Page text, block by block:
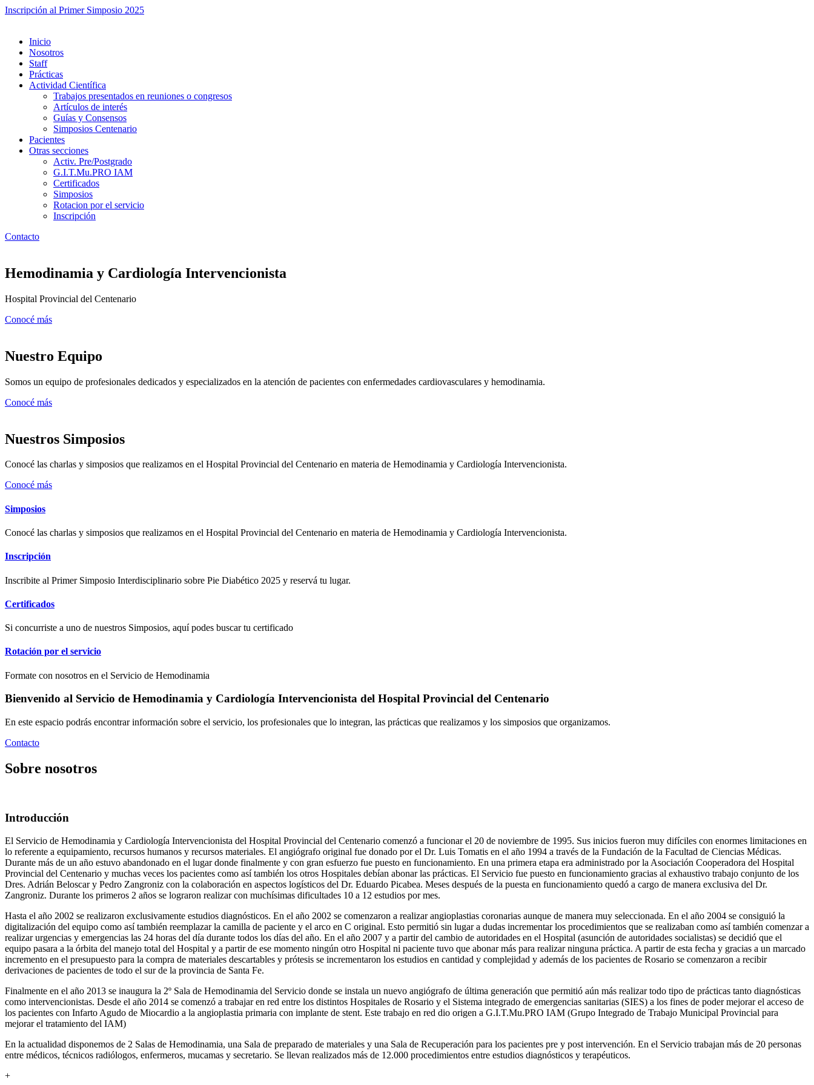
Inscripción al Primer Simposio 2025
Inicio
Nosotros
Staff
Prácticas
Actividad Científica
Trabajos presentados en reuniones o congresos
Artículos de interés
Guías y Consensos
Simposios Centenario
Pacientes
Otras secciones
Activ. Pre/Postgrado
G.I.T.Mu.PRO IAM
Certificados
Simposios
Rotacion por el servicio
Inscripción
Contacto
Hemodinamia y Cardiología Intervencionista
Hospital Provincial del Centenario
Conocé más
Nuestro Equipo
Somos un equipo de profesionales dedicados y especializados en la atención de pacientes con enfermedades cardiovasculares y hemodinamia.
Conocé más
Nuestros Simposios
Conocé las charlas y simposios que realizamos en el Hospital Provincial del Centenario en materia de Hemodinamia y Cardiología Intervencionista.
Conocé más
Simposios
Conocé las charlas y simposios que realizamos en el Hospital Provincial del Centenario en materia de Hemodinamia y Cardiología Intervencionista.
Inscripción
Inscribite al Primer Simposio Interdisciplinario sobre Pie Diabético 2025 y reservá tu lugar.
Certificados
Si concurriste a uno de nuestros Simposios, aquí podes buscar tu certificado
Rotación por el servicio
Formate con nosotros en el Servicio de Hemodinamia
Bienvenido al Servicio de Hemodinamia y Cardiología Intervencionista del Hospital Provincial del Centenario
En este espacio podrás encontrar información sobre el servicio, los profesionales que lo integran, las prácticas que realizamos y los simposios que organizamos.
Contacto
Sobre nosotros
Introducción
El Servicio de Hemodinamia y Cardiología Intervencionista del Hospital Provincial del Centenario comenzó a funcionar el 20 de noviembre de 1995. Sus inicios fueron muy difíciles con enormes limitaciones en
lo referente a equipamiento, recursos humanos y recursos materiales. El angiógrafo original fue donado por el Dr. Luis Tomatis en el año 1994 a través de la Fundación de la Facultad de Ciencias Médicas.
Durante más de un año estuvo abandonado en el lugar donde finalmente y con gran esfuerzo fue puesto en funcionamiento. En una primera etapa era administrado por la Asociación Cooperadora del Hospital
Provincial del Centenario y muchas veces los pacientes como así también los otros Hospitales debían abonar las prácticas. El Servicio fue puesto en funcionamiento gracias al exhaustivo trabajo conjunto de los
Dres. Adrián Beloscar y Pedro Zangroniz con la colaboración en aspectos logísticos del Dr. Eduardo Picabea. Meses después de la puesta en funcionamiento quedó a cargo de manera exclusiva del Dr.
Zangroniz. Durante los primeros 2 años se lograron realizar con muchísimas dificultades 10 a 12 estudios por mes.
Hasta el año 2002 se realizaron exclusivamente estudios diagnósticos. En el año 2002 se comenzaron a realizar angioplastias coronarias aunque de manera muy seleccionada. En el año 2004 se consiguió la
digitalización del equipo como así también reemplazar la camilla de paciente y el arco en C original. Esto permitió sin lugar a dudas incrementar los procedimientos que se realizaban como así también comenzar a
realizar urgencias y emergencias las 24 horas del día durante todos los días del año. En el año 2007 y a partir del cambio de autoridades en el Hospital (asunción de autoridades socialistas) se decidió que el
equipo pasara a la órbita del manejo total del Hospital y a partir de ese momento ningún otro Hospital ni paciente tuvo que abonar más para realizar ninguna práctica. A partir de esta fecha y gracias a un marcado
incremento en el presupuesto para la compra de materiales descartables y prótesis se incrementaron los estudios en cantidad y complejidad y además de los pacientes de Rosario se comenzaron a recibir
derivaciones de pacientes de todo el sur de la provincia de Santa Fe.
Finalmente en el año 2013 se inaugura la 2º Sala de Hemodinamia del Servicio donde se instala un nuevo angiógrafo de última generación que permitió aún más realizar todo tipo de prácticas tanto diagnósticas
como intervencionistas. Desde el año 2014 se comenzó a trabajar en red entre los distintos Hospitales de Rosario y el Sistema integrado de emergencias sanitarias (SIES) a los fines de poder mejorar el acceso de
los pacientes con Infarto Agudo de Miocardio a la angioplastia primaria con implante de stent. Este trabajo en red dio origen a G.I.T.Mu.PRO IAM (Grupo Integrado de Trabajo Municipal Provincial para
mejorar el tratamiento del IAM)
En la actualidad disponemos de 2 Salas de Hemodinamia, una Sala de preparado de materiales y una Sala de Recuperación para los pacientes pre y post intervención. En el Servicio trabajan más de 20 personas
entre médicos, técnicos radiólogos, enfermeros, mucamas y secretario. Se llevan realizados más de 12.000 procedimientos entre estudios diagnósticos y terapéuticos.
+